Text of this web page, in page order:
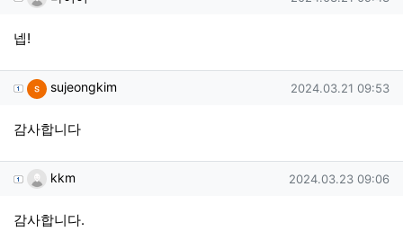
넵!
sujeongkim님의 댓글
sujeongkim 작성일
2024.03.21 09:53
감사합니다
kkm님의 댓글
kkm 작성일
2024.03.23 09:06
감사합니다.